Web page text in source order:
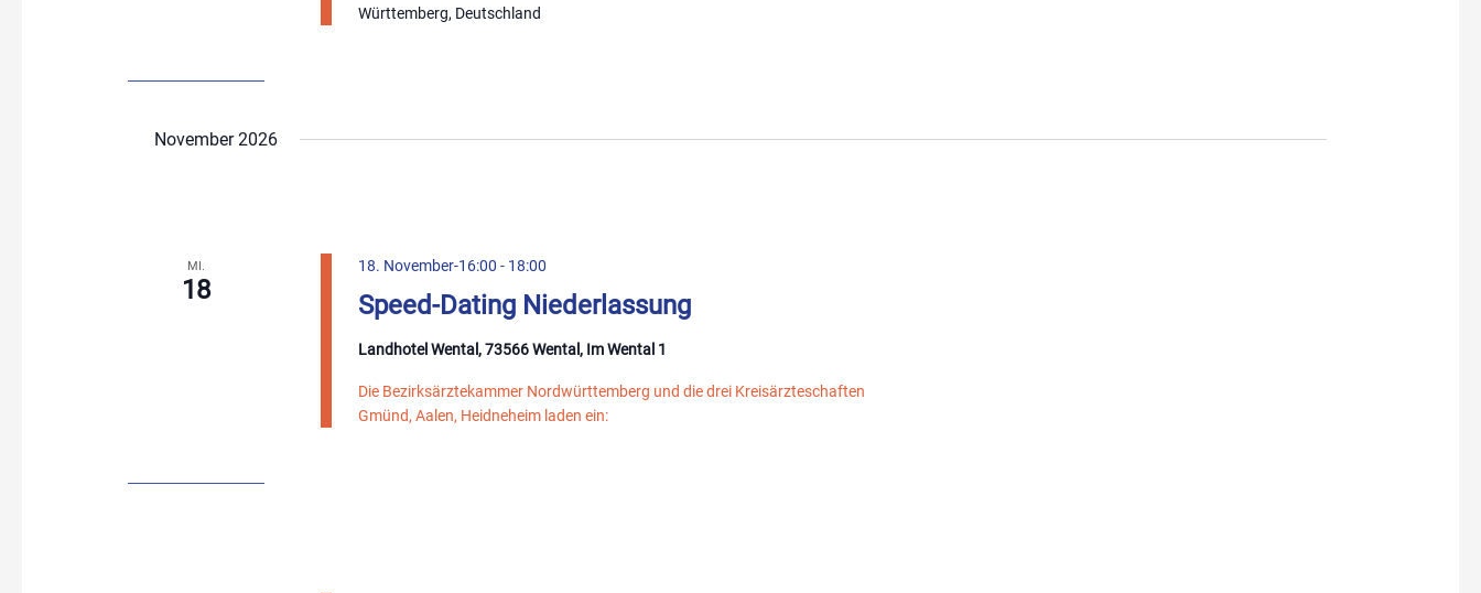
Württemberg, Deutschland
November 2026
MI.
18 Speed-Dating Niederlassung
18. November-16:00 - 18:00
Landhotel Wental, 73566 Wental, Im Wental 1
Die Bezirksärztekammer Nordwürttemberg und die drei Kreisärzteschaften
Gmünd, Aalen, Heidneheim laden ein: